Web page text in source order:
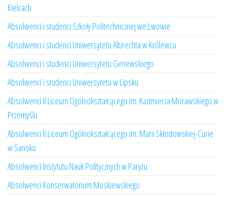
Kielcach
Absolwenci i studenci Szkoły Politechnicznej we Lwowie
Absolwenci i studenci Uniwersytetu Albrechta w Królewcu
Absolwenci i studenci Uniwersytetu Genewskiego
Absolwenci i studenci Uniwersytetu w Lipsku
Absolwenci II Liceum Ogólnokształcącego im. Kazimierza Morawskiego w
Przemyślu
Absolwenci II Liceum Ogólnokształcącego im. Marii Skłodowskiej-Curie
w Sanoku
Absolwenci Instytutu Nauk Politycznych w Paryżu
Absolwenci Konserwatorium Moskiewskiego